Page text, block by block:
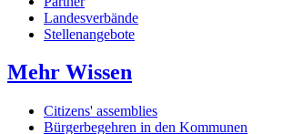
Landesverbände
Stellenangebote
Mehr Wissen
Citizens' assemblies
Bürgerbegehren in den Kommunen